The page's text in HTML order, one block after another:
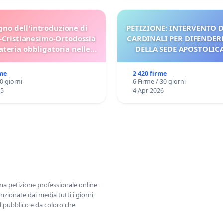
dell'introduzione di
Ortodossia
obbligatoria nelle
giorni
PETIZIONE: INTERVENTO
CARDINALI PER
DELLA SEDE
2 420 firme
6 Firme / 30 giorni
4 Apr 2026
petizione professionale online
dai media tutti i giorni,
e da coloro che